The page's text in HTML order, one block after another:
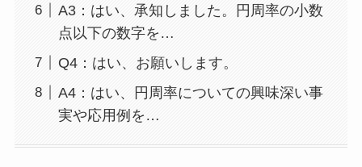
A3：はい、承知しました。円周率の小数
点以下の数字を…
Q4：はい、お願いします。
A4：はい、円周率についての興味深い事
実や応用例を…